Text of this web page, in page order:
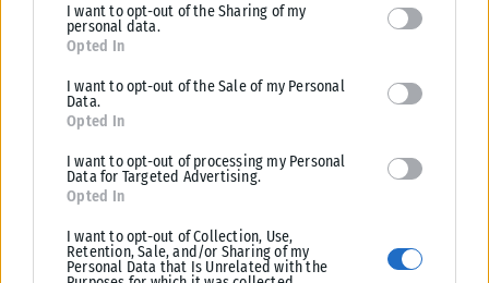
deny consent to Google and its third-party tags to use your data
for below specified purposes in below Google consent section.
I want to opt-out of the Sharing of my
personal data.
Opted In
I want to opt-out of the Sale of my Personal
Data.
Opted In
I want to opt-out of processing my Personal
Data for Targeted Advertising.
Opted In
I want to opt-out of Collection, Use,
Retention, Sale, and/or Sharing of my
Personal Data that Is Unrelated with the